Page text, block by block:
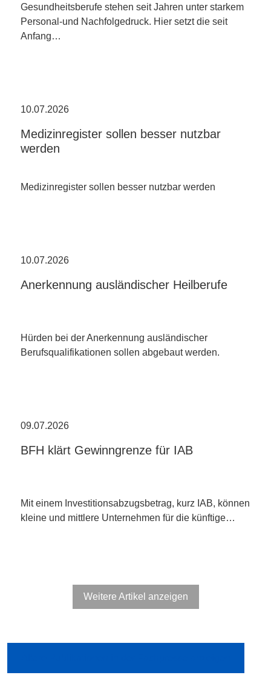
Gesundheitsberufe stehen seit Jahren unter starkem
Personal-und Nachfolgedruck. Hier setzt die seit
Anfang…
10.07.2026
Medizinregister sollen besser nutzbar
werden
Medizinregister sollen besser nutzbar werden
10.07.2026
Anerkennung ausländischer Heilberufe
Hürden bei der Anerkennung ausländischer
Berufsqualifikationen sollen abgebaut werden.
09.07.2026
BFH klärt Gewinngrenze für IAB
Mit einem Investitionsabzugsbetrag, kurz IAB, können
kleine und mittlere Unternehmen für die künftige…
Weitere Artikel anzeigen